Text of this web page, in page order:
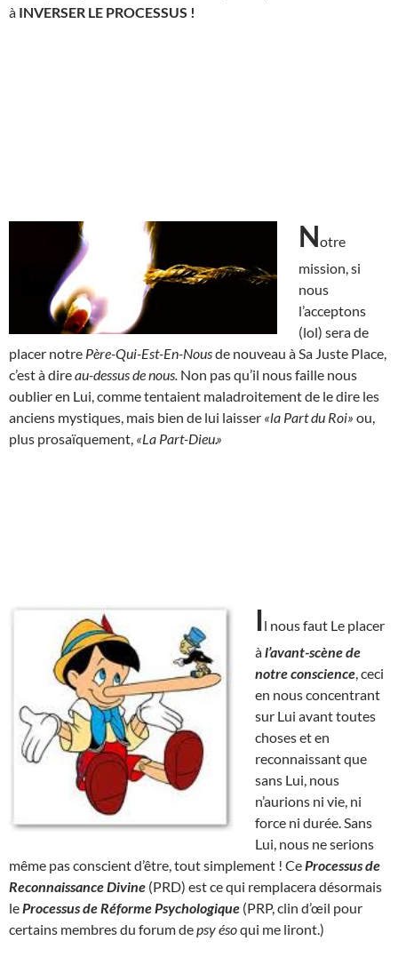
à INVERSER LE PROCESSUS !
Notre
mission, si
nous
l’acceptons
(lol) sera de
placer notre Père-Qui-Est-En-Nousde nouveau à Sa Juste Place,
c’est à direau-dessus de nous. Non pas qu’il nous faille nous
oublier en Lui, comme tentaient maladroitement de le dire les
anciens mystiques, mais bien de lui laisser «la Part du Roi» ou,
plus prosaïquement, «La Part-Dieu.»
Il nous faut Le placer
àl’avant-scène de
notre conscience , ceci
en nous concentrant
sur Lui avant toutes
choses et en
reconnaissant que
sans Lui, nous
n’aurions ni vie, ni
force ni durée. Sans
Lui, nous ne serions
même pas conscient d’être, tout simplement ! Ce Processus de
Reconnaissance Divine (PRD) est ce qui remplacera désormais
le Processus de Réforme Psychologique (PRP, clin d’œil pour
certains membres du forum depsy ésoqui me liront.)